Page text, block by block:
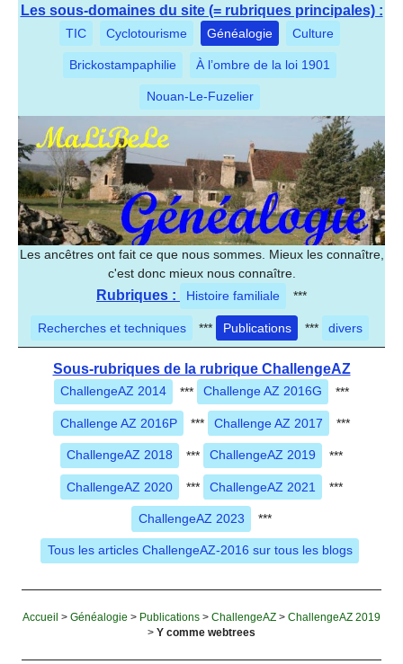
Les sous-domaines du site (= rubriques principales) :
TIC Cyclotourisme Généalogie Culture
Brickostampaphilie À l’ombre de la loi 1901
Nouan-Le-Fuzelier
Les ancêtres ont fait ce que nous sommes. Mieux les connaître,
c'est donc mieux nous connaître.
Rubriques : Histoire familiale ***
Recherches et techniques *** Publications *** divers
Sous-rubriques de la rubrique ChallengeAZ
ChallengeAZ 2014 *** Challenge AZ 2016G ***
Challenge AZ 2016P *** Challenge AZ 2017 ***
ChallengeAZ 2018 *** ChallengeAZ 2019 ***
ChallengeAZ 2020 *** ChallengeAZ 2021 ***
ChallengeAZ 2023 ***
Tous les articles ChallengeAZ-2016 sur tous les blogs
Accueil > Généalogie > Publications > ChallengeAZ > ChallengeAZ 2019
> Y comme webtrees